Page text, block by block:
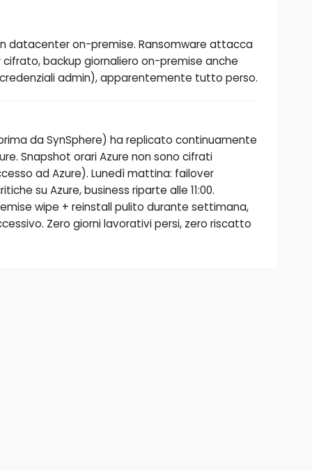
in datacenter on-premise. Ransomware attacca
backup giornaliero on-premise anche
admin), apparentemente tutto perso.
da SynSphere) ha replicato continuamente
Snapshot orari Azure non sono cifrati
ad Azure). Lunedì mattina: failover
su Azure, business riparte alle 11:00.
wipe + reinstall pulito durante settimana,
Zero giorni lavorativi persi, zero riscatto